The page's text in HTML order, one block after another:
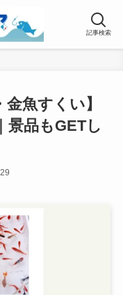
記事検索
魚すくい】
景品もGETし